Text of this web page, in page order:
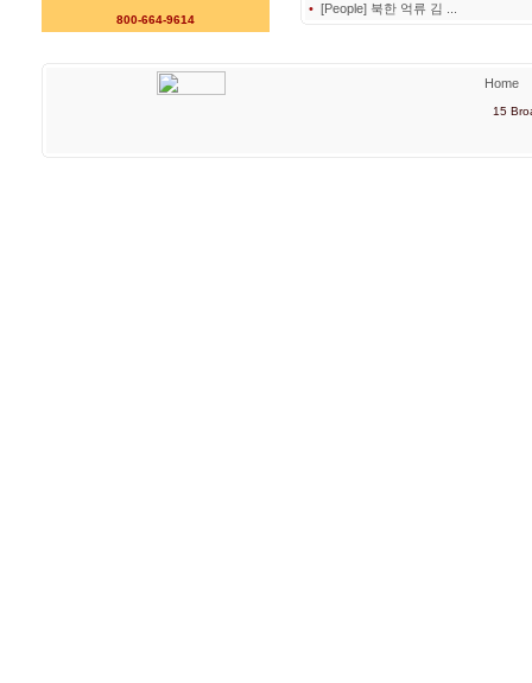
800-664-9614
• [People] 북한 억류 김 ...
Home
15